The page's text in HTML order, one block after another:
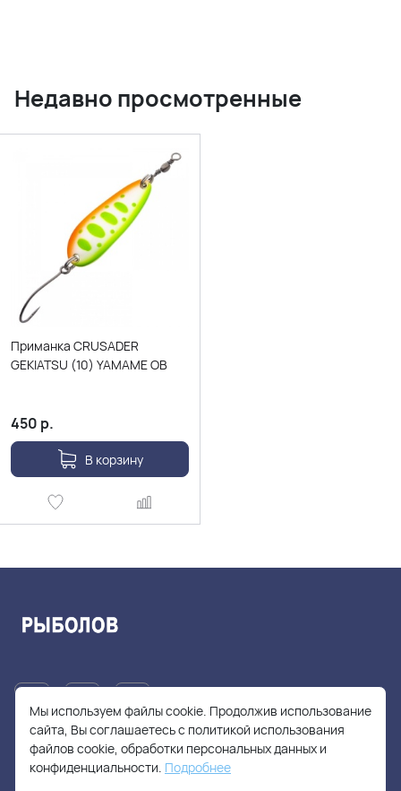
Недавно просмотренные
Приманка CRUSADER
GEKIATSU (10) YAMAME OB
450 р.
В корзину
+7(905)705-55-49
Мы используем файлы cookie. Продолжив использование
сайта, Вы соглашаетесь с политикой использования
файлов cookie, обработки персональных данных и
конфиденциальности. Подробнее